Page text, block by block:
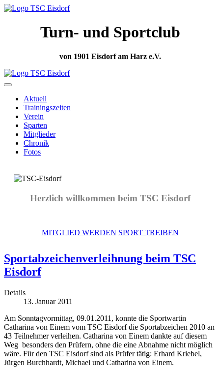
Turn- und Sportclub
von 1901 Eisdorf am Harz e.V.
Aktuell
Trainingszeiten
Verein
Sparten
Mitglieder
Chronik
Fotos
Herzlich willkommen beim TSC Eisdorf
MITGLIED WERDEN SPORT TREIBEN
Sportabzeichenverleihnung beim TSC
Eisdorf
Details
13. Januar 2011
Am Sonntagvormittag, 09.01.2011, konnte die Sportwartin
Catharina von Einem vom TSC Eisdorf die Sportabzeichen 2010 an
43 Teilnehmer verleihen. Catharina von Einem dankte auf diesem
Weg besonders den Prüfern, ohne die eine Abnahme nicht möglich
wäre. Für den TSC Eisdorf sind als Prüfer tätig: Erhard Kriebel,
Jürgen Burchhardt, Michael und Catharina von Einem.